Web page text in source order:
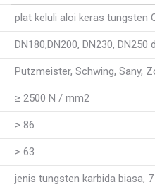
plat keluli aloi keras tungsten
DN180,DN200, DN230, DN250
Putzmeister, Schwing, Sany,
≥ 2500 N / mm2
> 86
> 63
jenis tungsten karbida biasa,